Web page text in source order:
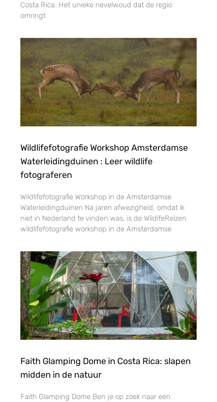
Costa Rica. Het unieke nevelwoud dat de regio
omringt
Wildlifefotografie Workshop Amsterdamse
Waterleidingduinen : Leer wildlife
fotograferen
Wildlifefotografie Workshop in de Amsterdamse
Waterleidingduinen Na jaren afwezigheid, omdat ik
niet in Nederland te vinden was, is de WildifeReizen
wildlifefotografie workshop in de Amsterdamse
Faith Glamping Dome in Costa Rica: slapen
midden in de natuur
Faith Glamping Dome Ben je op zoek naar een